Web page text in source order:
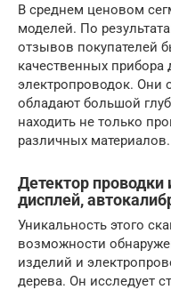
В среднем ценовом
моделей. По
отзывов покупателей
качественных
электропроводок.
обладают большой
находить не только
различных материалов.
Детектор
дисплей,
Уникальность этого
возможности
изделий и
дерева. Он исследует